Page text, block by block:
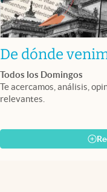
De dónde
Todos los Domingos
Te acercamos, análisis,
relevantes.